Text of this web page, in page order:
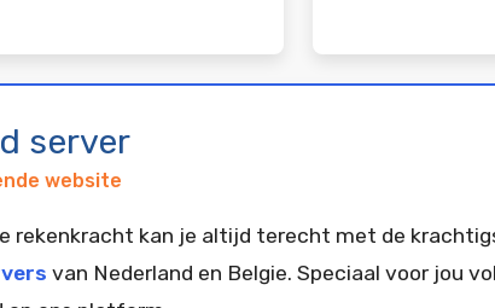
server
website
rekenkracht kan je altijd terecht met de
van Nederland en Belgie. Speciaal voor jou